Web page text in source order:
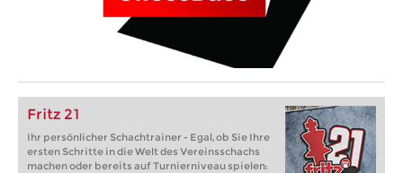
Fritz 21
Ihr persönlicher Schachtrainer - Egal, ob Sie Ihre
ersten Schritte in die Welt des Vereinsschachs
machen oder bereits auf Turnierniveau spielen: